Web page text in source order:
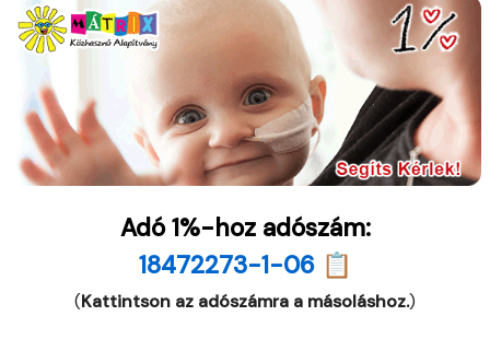
Adó 1%-hoz adószám:
18472273-1-06 📋
(Kattintson az adószámra a másoláshoz.)